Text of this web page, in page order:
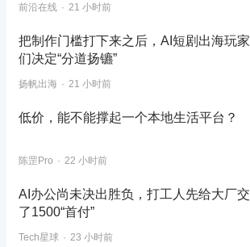
前沿在线 21 小时前
把制作门槛打下来之后，AI短剧出海玩家
们决定“分道扬镳”
扬帆出海 21 小时前
低价，能不能撑起一个本地生活平台？
陈罡Pro 22 小时前
AI办公尚未决出胜负，打工人先给大厂交
了1500“首付”
Tech星球 23 小时前